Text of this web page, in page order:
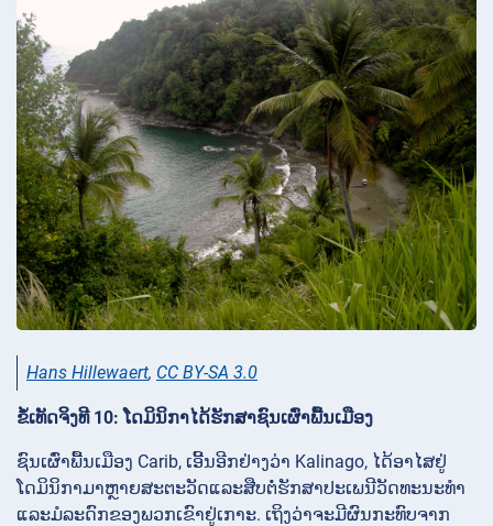
Hans Hillewaert, CC BY-SA 3.0
ຂໍ້ເທັດຈິງທີ 10: ໂດມິນິກາໄດ້ຮັກສາຊົນເຜົ່າພື້ນເມືອງ
ຊົນເຜົ່າພື້ນເມືອງ Carib, ເອີ້ນອີກຢ່າງວ່າ Kalinago, ໄດ້ອາໄສຢູ່
ໂດມິນິກາມາຫຼາຍສະຕະວັດແລະສືບຕໍ່ຮັກສາປະເພນີວັດທະນະທໍາ
ແລະມໍລະດົກຂອງພວກເຂົາຢູ່ເກາະ. ເຖິງວ່າຈະມີຜົນກະທົບຈາກ